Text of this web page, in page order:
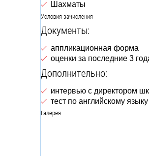
Шахматы
Условия зачисления
Документы:
аппликационная форма
оценки за последние 3
Дополнительно:
интервью с директором
тест по английскому
Галерея